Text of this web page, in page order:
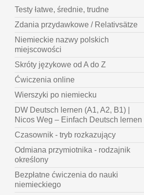
Testy łatwe, średnie, trudne
Zdania przydawkowe / Relativsätze
Niemieckie nazwy polskich
miejscowości
Skróty językowe od A do Z
Ćwiczenia online
Wierszyki po niemiecku
DW Deutsch lernen (A1, A2, B1) |
Nicos Weg – Einfach Deutsch lernen
Czasownik - tryb rozkazujący
Odmiana przymiotnika - rodzajnik
określony
Bezpłatne ćwiczenia do nauki
niemieckiego